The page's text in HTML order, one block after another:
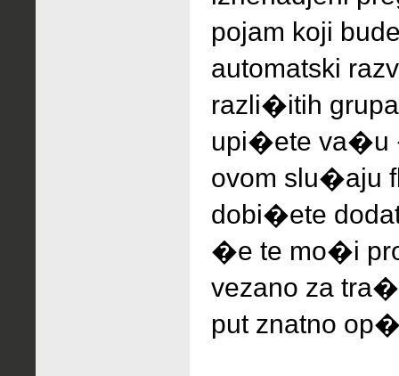
pojam koji
automatski
razli�itih
upi�ete va�u
ovom slu�aju
dobi�ete
�e te mo�i
vezano za
put znatno